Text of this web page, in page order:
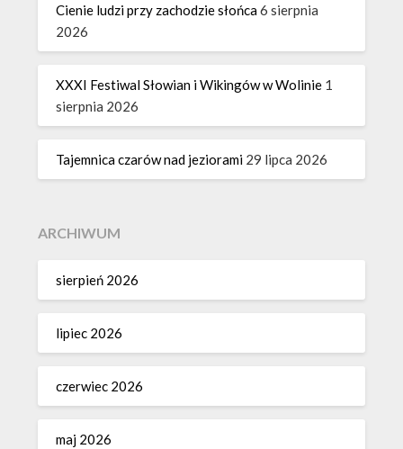
Cienie ludzi przy zachodzie słońca6 sierpnia
2026
XXXI Festiwal Słowian i Wikingów w Wolinie 1
sierpnia 2026
Tajemnica czarów nad jeziorami 29 lipca 2026
ARCHIWUM
sierpień 2026
lipiec 2026
czerwiec 2026
maj 2026